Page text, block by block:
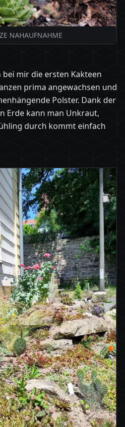
NAHAUFNAHME
bei mir die ersten Kakteen
prima angewachsen und
Polster. Dank der
Erde kann man Unkraut,
durch kommt einfach